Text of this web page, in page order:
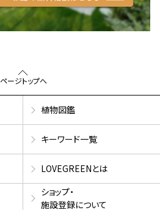
ページトップへ
植物図鑑
キーワード一覧
LOVEGREENとは
ショップ・
施設登録について